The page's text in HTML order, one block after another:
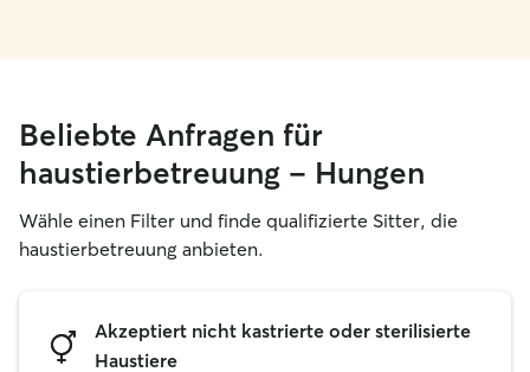
Beliebte Anfragen für
haustierbetreuung – Hungen
Wähle einen Filter und finde qualifizierte Sitter, die
haustierbetreuung anbieten.
Akzeptiert nicht kastrierte oder sterilisierte
Haustiere